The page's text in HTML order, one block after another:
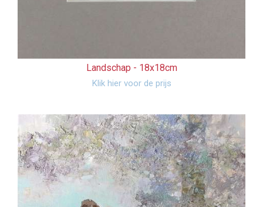
Landschap - 18x18cm
Klik hier voor de prijs